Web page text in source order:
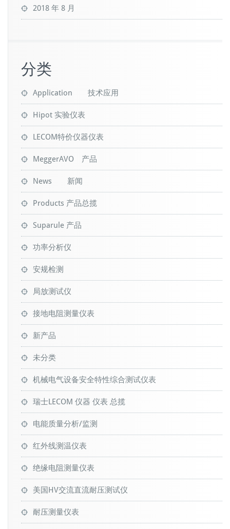
2018 年 8 月
分类
Application 技术应用
Hipot 实验仪表
LECOM特价仪器仪表
MeggerAVO 产品
News 新闻
Products 产品总揽
Suparule 产品
功率分析仪
安规检测
局放测试仪
接地电阻测量仪表
新产品
未分类
机械电气设备安全特性综合测试仪表
瑞士LECOM 仪器 仪表 总揽
电能质量分析/监测
红外线测温仪表
绝缘电阻测量仪表
美国HV交流直流耐压测试仪
耐压测量仪表